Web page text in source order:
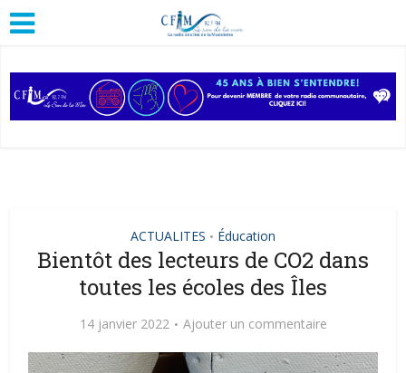
ACTUALITES • Éducation
Bientôt des lecteurs de CO2 dans
toutes les écoles des Îles
14 janvier 2022 Ajouter un commentaire